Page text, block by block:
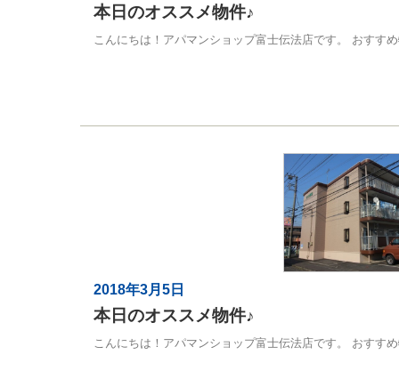
本日のオススメ物件♪
こんにちは！アパマンショップ富士伝法店です。 おすす
2018年3月5日
本日のオススメ物件♪
こんにちは！アパマンショップ富士伝法店です。 おすす